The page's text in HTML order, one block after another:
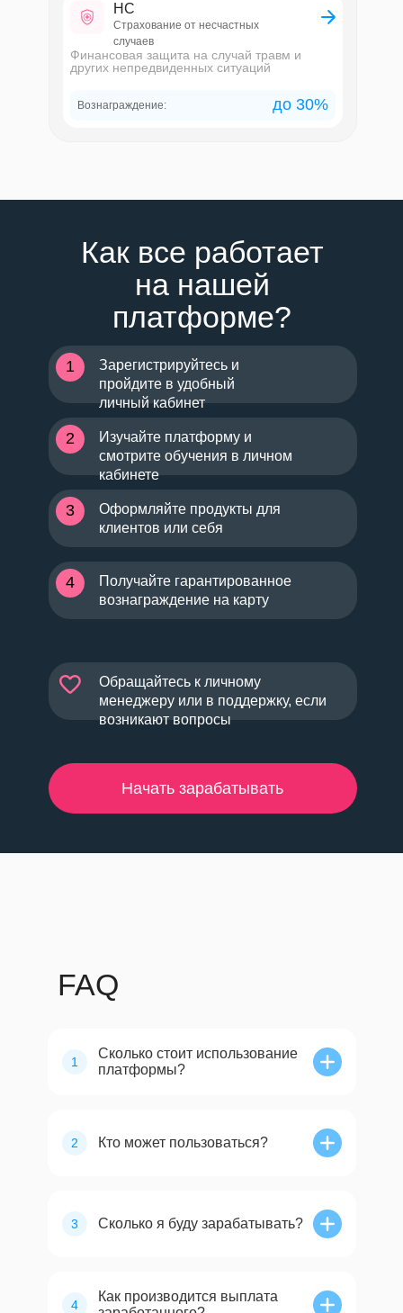
НС
Страхование от несчастных
случаев
Вознаграждение: до 30%
Финансовая защита на случай травм и
других непредвиденных ситуаций
Как все работает
на нашей
платформе?
1
Зарегистрируйтесь и
пройдите в удобный
личный кабинет
2
Изучайте платформу и
смотрите обучения в личном
кабинете
3
Оформляйте продукты для
клиентов или себя
4
Получайте гарантированное
вознаграждение на карту
Обращайтесь к личному
менеджеру или в поддержку, если
возникают вопросы
Начать зарабатывать
FAQ
1
Сколько стоит использование
платформы?
2 Кто может пользоваться?
3 Сколько я буду зарабатывать?
4
Как производится выплата